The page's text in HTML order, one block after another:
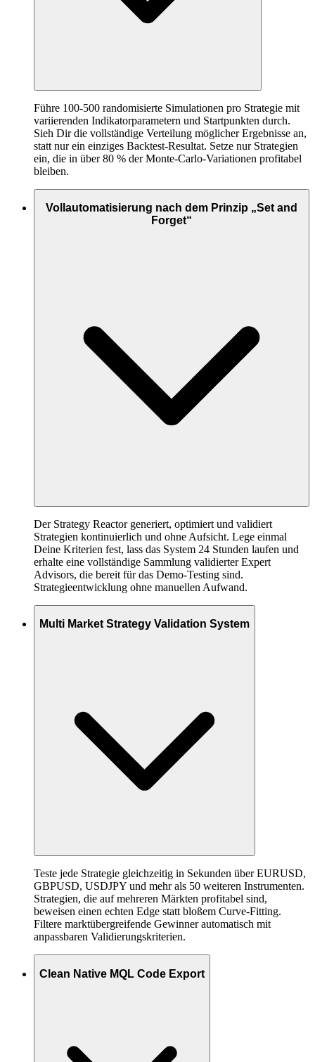
Führe 100-500 randomisierte Simulationen pro Strategie mit
variierenden Indikatorparametern und Startpunkten durch.
Sieh Dir die vollständige Verteilung möglicher Ergebnisse an,
statt nur ein einziges Backtest-Resultat. Setze nur Strategien
ein, die in über 80 % der Monte-Carlo-Variationen profitabel
bleiben.
Vollautomatisierung nach dem Prinzip „Set and
Forget“
Der Strategy Reactor generiert, optimiert und validiert
Strategien kontinuierlich und ohne Aufsicht. Lege einmal
Deine Kriterien fest, lass das System 24 Stunden laufen und
erhalte eine vollständige Sammlung validierter Expert
Advisors, die bereit für das Demo-Testing sind.
Strategieentwicklung ohne manuellen Aufwand.
Multi Market Strategy Validation System
Teste jede Strategie gleichzeitig in Sekunden über EURUSD,
GBPUSD, USDJPY und mehr als 50 weiteren Instrumenten.
Strategien, die auf mehreren Märkten profitabel sind,
beweisen einen echten Edge statt bloßem Curve-Fitting.
Filtere marktübergreifende Gewinner automatisch mit
anpassbaren Validierungskriterien.
Clean Native MQL Code Export